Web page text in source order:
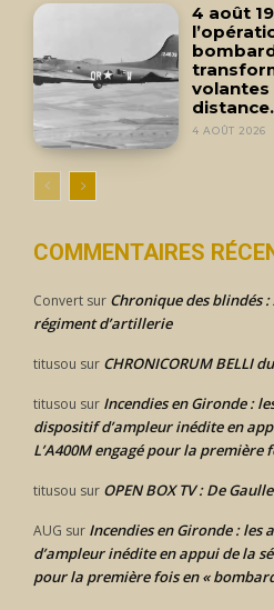
4 août
volantes
distance.
4 AOÛT 2026
COMMENTAIRES
Convert sur Chronique des blindés :
régiment d’artillerie
titusou sur CHRONICORUM BELLI
titusou sur Incendies en Gironde :
dispositif d’ampleur inédite en
L’A400M engagé pour la première
titusou sur OPEN BOX TV : De
AUG sur Incendies en Gironde :
d’ampleur inédite en appui de la
pour la première fois en «